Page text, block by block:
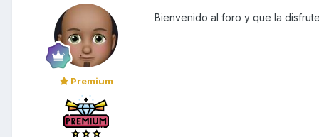
Premium
Bienvenido al foro y que la